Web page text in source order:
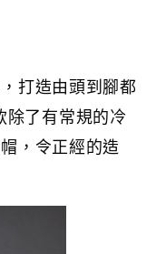
打造由頭到腳都
了有常規的冷
，令正經的造